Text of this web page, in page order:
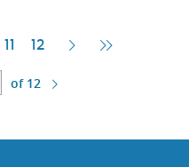
11 12
Next Last
of 12